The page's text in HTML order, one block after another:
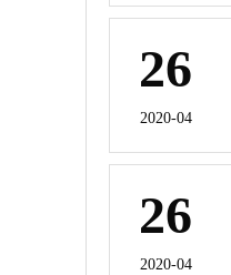
26
2020-04
26
2020-04